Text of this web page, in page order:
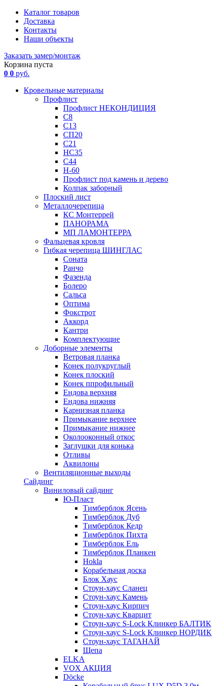
Каталог товаров
Доставка
Контакты
Наши объекты
Заказать замер/монтаж
Корзина пуста
0 0 руб.
Кровельные материалы
Профлист
Профлист НЕКОНДИЦИЯ
С8
С13
СП20
С21
НС35
С44
Н-60
Профлист под камень и дерево
Колпак заборный
Плоский лист
Металлочерепица
КС Монтеррей
ПАНОРАМА
МП ЛАМОНТЕРРА
Фальцевая кровля
Гибкая черепица ШИНГЛАС
Соната
Ранчо
Фазенда
Болеро
Сальса
Оптима
Фокстрот
Аккорд
Кантри
Комплектующие
Доборные элементы
Ветровая планка
Конек полукруглый
Конек плоский
Конек ппрофильный
Ендова верхняя
Ендова нижняя
Карнизная планка
Примыкание верхнее
Примыкание нижнее
Околооконный откос
Заглушки для конька
Отливы
Аквилоны
Вентиляционные выходы
Сайдинг
Виниловый сайдинг
Ю-Пласт
Тимберблок Ясень
Тимберблок Дуб
Тимберблок Кедр
Тимберблок Пихта
Тимберблок Ель
Тимберблок Планкен
Hokla
Корабельная доска
Блок Хаус
Стоун-хаус Сланец
Стоун-хаус Камень
Стоун-хаус Кирпич
Стоун-хаус Кварцит
Стоун-хаус S-Lock Клинкер БАЛТИК
Стоун-хаус S-Lock Клинкер НОРДИК
Стоун-хаус ТАГАНАЙ
Щепа
ELKA
VOX АКЦИЯ
Döcke